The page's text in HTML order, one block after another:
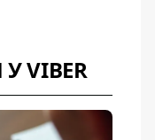
VIBER